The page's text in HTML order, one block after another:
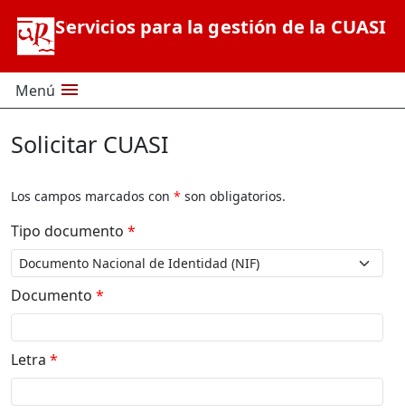
Servicios para la gestión de la CUASI
Menú menu
Solicitar CUASI
Los campos marcados con * son obligatorios.
Tipo documento *
Documento *
Letra *